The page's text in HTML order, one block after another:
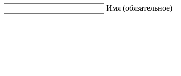
Имя (обязательное)